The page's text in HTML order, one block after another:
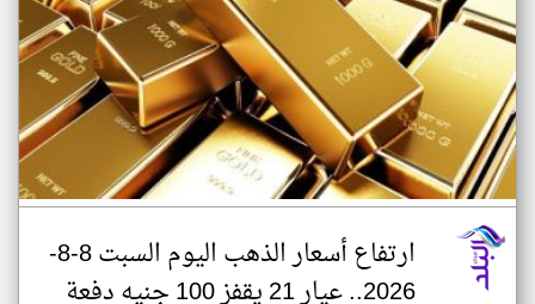
ارتفاع أسعار الذهب اليوم السبت 8-8-
2026.. عيار 21 يقفز 100 جنيه دفعة